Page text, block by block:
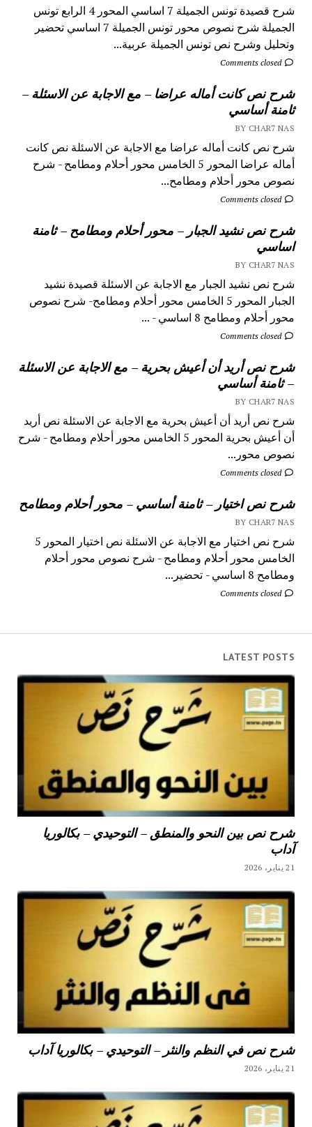
شرح قصيدة تونس الجميلة 7 اساسي المحور 4 الرابع تونس
الجميلة شرح نصوص محور تونس الجميلة 7 اساسي تحضير
وتحليل وشرح نص تونس الجميلة عربية...
Comments closed
شرح نص كانت أماله عراضا – مع الاجابة عن الاسئلة –
ثامنة أساسي
BY CHAR7 NAS
شرح نص كانت أماله عراضا مع الاجابة عن الاسئلة نص كانت
أماله عراضا المحور 5 الخامس محور أحلام ومطامح - شرح
نصوص محور أحلام ومطامح...
Comments closed
شرح نص نشيد الجبار – محور أحلام ومطامح – ثامنة
اساسي
BY CHAR7 NAS
شرح نص نشيد الجبار مع الاجابة عن الاسئلة قصيدة نشيد
الجبار المحور 5 الخامس محور أحلام ومطامح- شرح نصوص
محور أحلام ومطامح 8 اساسي - ...
Comments closed
شرح نص أريد أن أعيش بحرية – مع الاجابة عن الاسئلة
– ثامنة أساسي
BY CHAR7 NAS
شرح نص أريد أن أعيش بحرية مع الاجابة عن الاسئلة نص أريد
أن أعيش بحرية المحور 5 الخامس محور أحلام ومطامح - شرح
نصوص محور...
Comments closed
شرح نص اختيار – ثامنة أساسي – محور أحلام ومطامح
BY CHAR7 NAS
شرح نص اختيار مع الاجابة عن الاسئلة نص اختيار المحور 5
الخامس محور أحلام ومطامح - شرح نصوص محور أحلام
ومطامح 8 اساسي - تحضير...
Comments closed
LATEST POSTS
شرح نص بين النحو والمنطق – التوحيدي – بكالوريا
آداب
21 يناير، 2026
شرح نص في النظم والنثر – التوحيدي – بكالوريا آداب
21 يناير، 2026